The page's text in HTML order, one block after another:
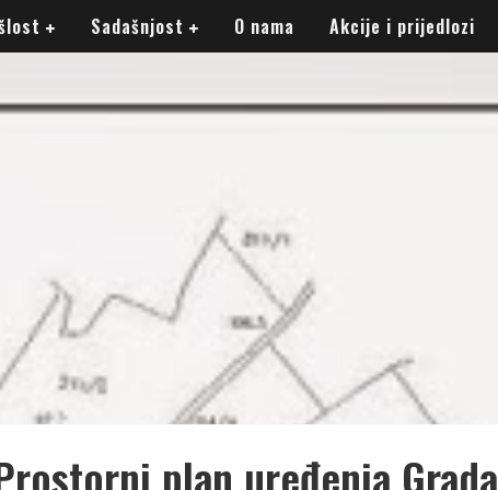
Sadašnjost O nama Akcije i prijedlozi
plan uređenja Grada